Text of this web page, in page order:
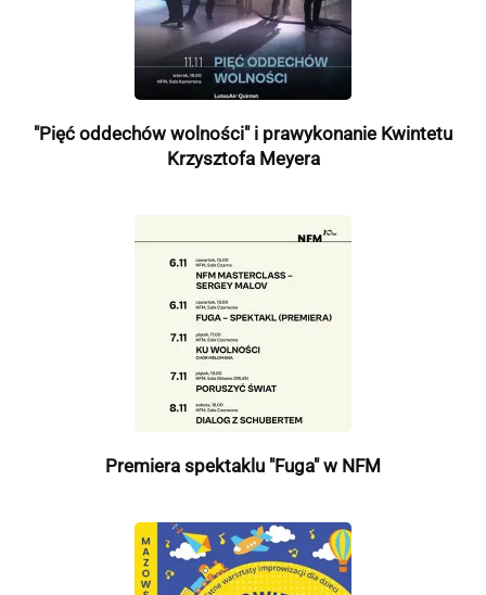
"Pięć oddechów wolności" i prawykonanie Kwintetu
Krzysztofa Meyera
Premiera spektaklu "Fuga" w NFM